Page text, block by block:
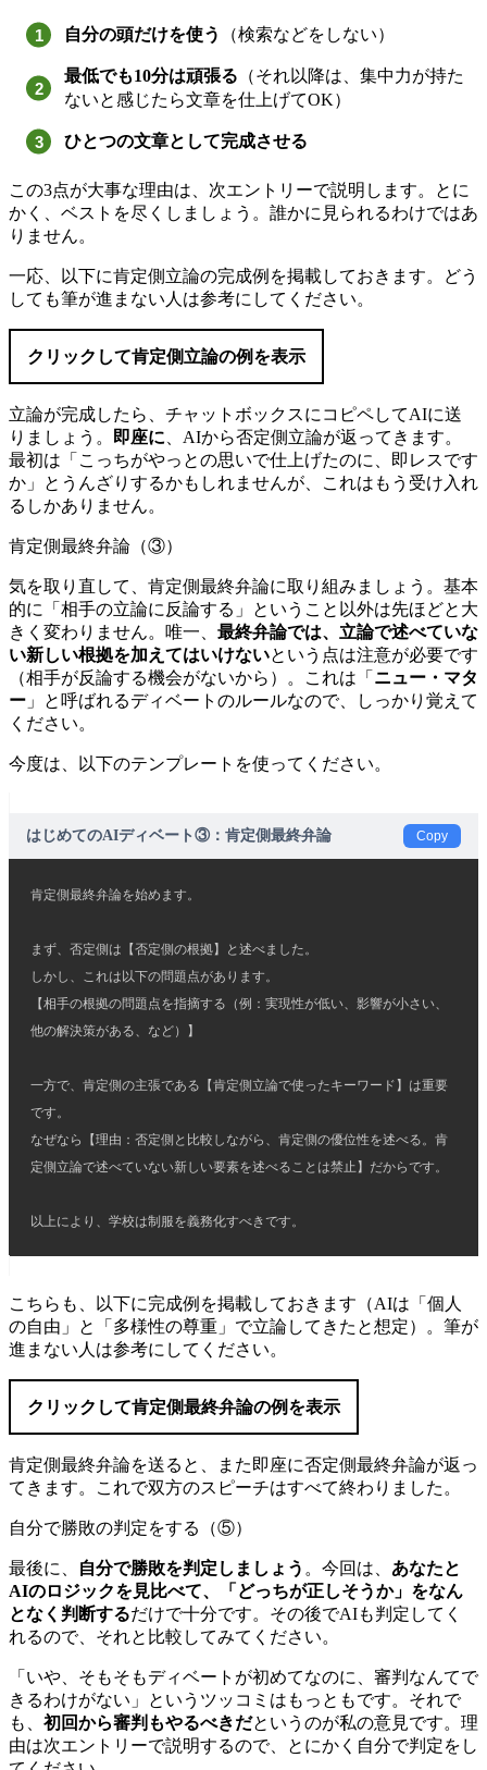
自分の頭だけを使う （検索などをしない）
最低でも10分は頑張る （それ以降は、集中力が持た
ないと感じたら文章を仕上げてOK）
ひとつの文章として完成させる
この3点が大事な理由は、次エントリーで説明します。とに
かく、ベストを尽くしましょう。誰かに見られるわけではあ
りません。
一応、以下に肯定側立論の完成例を掲載しておきます。どう
しても筆が進まない人は参考にしてください。
クリックして肯定側立論の例を表示
立論が完成したら、チャットボックスにコピペしてAIに送
りましょう。
即座に 、AIから否定側立論が返ってきます。
最初は「こっちがやっとの思いで仕上げたのに、即レスです
か」とうんざりするかもしれませんが、これはもう受け入れ
るしかありません。
肯定側最終弁論（③）
気を取り直して、肯定側最終弁論に取り組みましょう。基本
的に「相手の立論に反論する」ということ以外は先ほどと大
きく変わりません。唯一、 最終弁論では、立論で述べていな
い新しい根拠を加えてはいけないという点は注意が必要です
（相手が反論する機会がないから）。これは「 ニュー・マタ
ー 」と呼ばれるディベートのルールなので、しっかり覚えて
ください。
今度は、以下のテンプレートを使ってください。
はじめてのAIディベート③：肯定側最終弁論 Copy
肯定側最終弁論を始めます。
まず、否定側は【否定側の根拠】と述べました。
しかし、これは以下の問題点があります。
【相手の根拠の問題点を指摘する（例：実現性が低い、影響が小さい、
他の解決策がある、など）】
一方で、肯定側の主張である【肯定側立論で使ったキーワード】は重要
です。
なぜなら【理由：否定側と比較しながら、肯定側の優位性を述べる。肯
定側立論で述べていない新しい要素を述べることは禁止】だからです。
以上により、学校は制服を義務化すべきです。
こちらも、以下に完成例を掲載しておきます（AIは「個人
の自由」と「多様性の尊重」で立論してきたと想定）。筆が
進まない人は参考にしてください。
クリックして肯定側最終弁論の例を表示
肯定側最終弁論を送ると、また即座に否定側最終弁論が返っ
てきます。これで双方のスピーチはすべて終わりました。
自分で勝敗の判定をする（⑤）
最後に、 自分で勝敗を判定しましょう 。今回は、 あなたと
AIのロジックを見比べて、「どっちが正しそうか」をなん
となく判断するだけで十分です。その後でAIも判定してく
れるので、それと比較してみてください。
「いや、そもそもディベートが初めてなのに、審判なんてで
きるわけがない」というツッコミはもっともです。それで
も、 初回から審判もやるべきだというのが私の意見です。理
由は次エントリーで説明するので、とにかく自分で判定をし